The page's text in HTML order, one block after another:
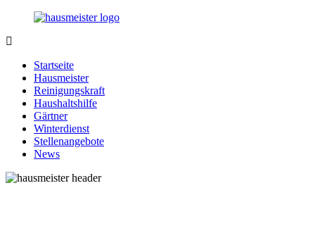
Zurück
Inhalt
Hausmeister.de
rund
Ihren
Haushalt
Startseite
Hausmeister
Reinigungskraft
Haushaltshilfe
Gärtner
Winterdienst
Stellenangebote
News